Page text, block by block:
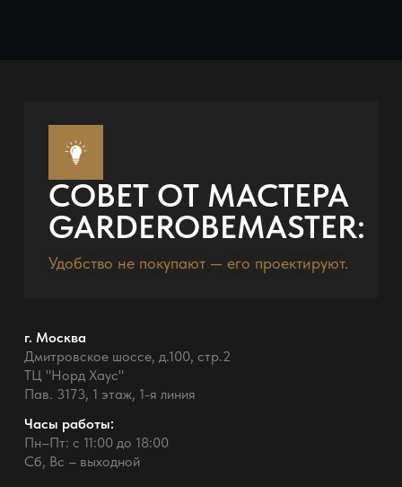
СОВЕТ ОТ МАСТЕРА
GARDEROBEMASTER:
Удобство не покупают — его проектируют.
г. Москва
Дмитровское шоссе, д.100, стр.2
ТЦ "Норд Хаус"
Пав. 3173, 1 этаж, 1-я линия
Часы работы:
Пн–Пт: с 11:00 до 18:00
Сб, Вс – выходной